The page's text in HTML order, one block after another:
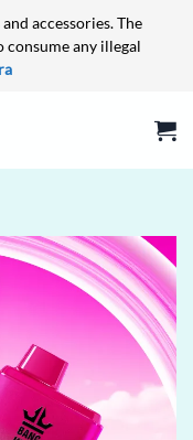
accessories. The
consume any illegal